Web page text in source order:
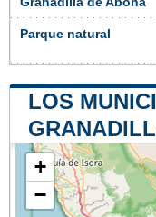
Parque natural
LOS
+
−